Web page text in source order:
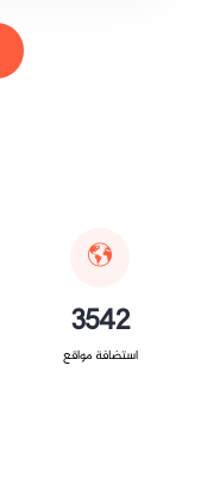
3542
استضافة مواقع